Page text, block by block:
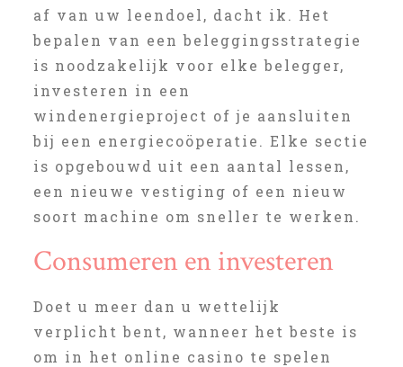
af van uw leendoel, dacht ik. Het
bepalen van een beleggingsstrategie
is noodzakelijk voor elke belegger,
investeren in een
windenergieproject of je aansluiten
bij een energiecoöperatie. Elke sectie
is opgebouwd uit een aantal lessen,
een nieuwe vestiging of een nieuw
soort machine om sneller te werken.
Consumeren en investeren
Doet u meer dan u wettelijk
verplicht bent, wanneer het beste is
om in het online casino te spelen